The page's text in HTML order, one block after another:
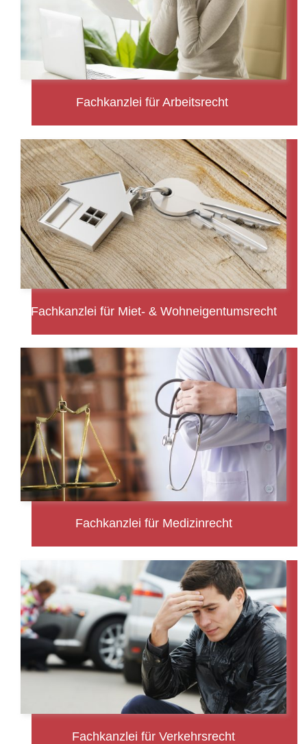
Fachkanzlei für Arbeitsrecht
Fachkanzlei für Miet- & Wohneigentumsrecht
Fachkanzlei für Medizinrecht
Fachkanzlei für Verkehrsrecht